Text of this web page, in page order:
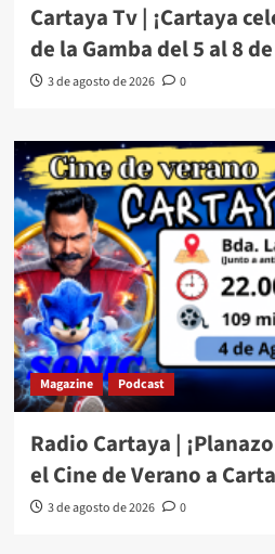
Cartaya Tv | ¡Cartaya
de la Gamba del 5 al 8
3 de agosto de 2026 0
Magazine Podcast
Radio Cartaya |
el Cine de Verano a
3 de agosto de 2026 0